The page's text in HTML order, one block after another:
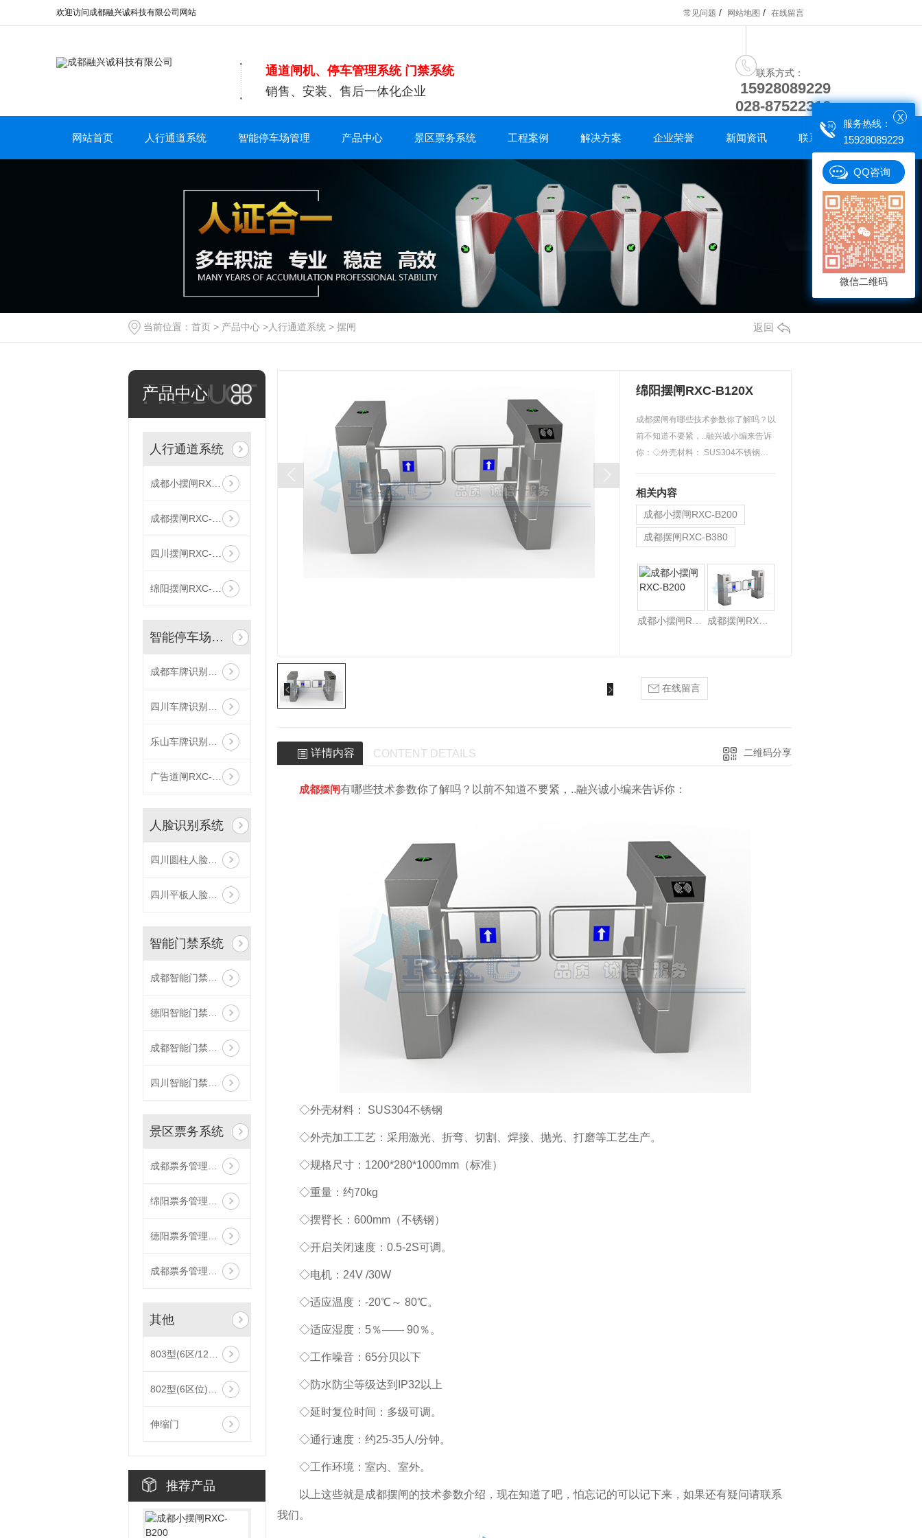
欢迎访问成都融兴诚科技有限公司网站 常见问题 / 网站地图 / 在线留言
通道闸机、停车管理系统 门禁系统
销售、安装、售后一体化企业
联系方式：
15928089229
028-87522316
网站首页 人行通道系统 智能停车场管理 产品中心 景区票务系统 工程案例 解决方案 企业荣誉 新闻资讯 联系我们
当前位置： 首页 > 产品中心 >人行通道系统 > 摆闸 返回
PRODUCT
产品中心
人行通道系统
成都小摆闸RXC-B200
成都摆闸RXC-B380
四川摆闸RXC-B120H
绵阳摆闸RXC-B120X
智能停车场管理
成都车牌识别系统RXC-CP1
四川车牌识别系统RXC-T20
乐山车牌识别系统RXC-CP5
广告道闸RXC-D104
人脸识别系统
四川圆柱人脸识别机
四川平板人脸识别机
智能门禁系统
成都智能门禁系统人脸识别
德阳智能门禁系统
成都智能门禁系统
四川智能门禁系统
景区票务系统
成都票务管理系统
绵阳票务管理系统二维码打印机
德阳票务管理系统二维码扫描仪
成都票务管理系统扫描枪
其他
803型(6区/12区/18区)通过式金属安检门
802型(6区位)通过式金属安检门
伸缩门
推荐产品
绵阳摆闸RXC-B120X
成都摆闸有哪些技术参数你了解吗？以
前不知道不要紧，..融兴诚小编来告诉
你：◇外壳材料： SUS304不锈钢◇外
相关内容
成都小摆闸RXC-B200
成都摆闸RXC-B380
成都摆闸RXC-B380
在线留言
详情内容 CONTENT DETAILS 二维码分享
成都摆闸有哪些技术参数你了解吗？以前不知道不要紧，..融兴诚小编来告诉你：
◇外壳材料： SUS304不锈钢
◇外壳加工工艺：采用激光、折弯、切割、焊接、抛光、打磨等工艺生产。
◇规格尺寸：1200*280*1000mm（标准）
◇重量：约70kg
◇摆臂长：600mm（不锈钢）
◇开启关闭速度：0.5-2S可调。
◇电机：24V /30W
◇适应温度：-20℃～ 80℃。
◇适应湿度：5％—— 90％。
◇工作噪音：65分贝以下
◇防水防尘等级达到IP32以上
◇延时复位时间：多级可调。
◇通行速度：约25-35人/分钟。
◇工作环境：室内、室外。
以上这些就是成都摆闸的技术参数介绍，现在知道了吧，怕忘记的可以记下来，如果还有疑问请联系
我们。
X
服务热线：
15928089229
QQ咨询
微信二维码